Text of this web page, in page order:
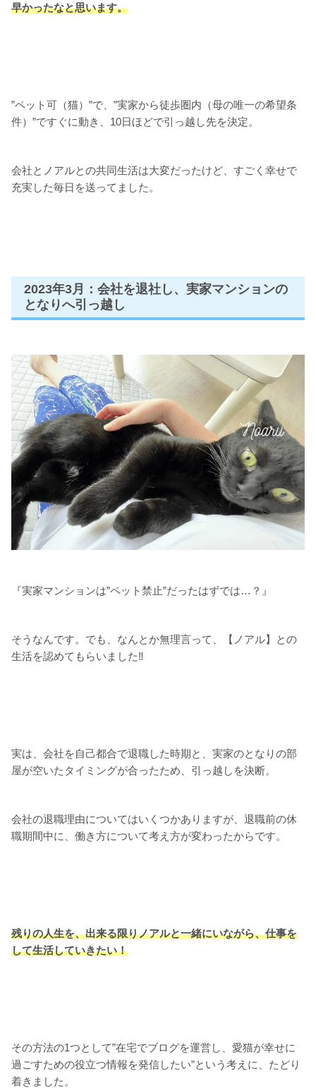
早かったなと思います。
”ペット可（猫）”で、”実家から徒歩圏内（母の唯一の希望条
件）”ですぐに動き、10日ほどで引っ越し先を決定。
会社とノアルとの共同生活は大変だったけど、すごく幸せで
充実した毎日を送ってました。
2023年3月：会社を退社し、実家マンションの
となりへ引っ越し
『実家マンションは”ペット禁止”だったはずでは…？』
そうなんです。でも、なんとか無理言って、【ノアル】との
生活を認めてもらいました‼
実は、会社を自己都合で退職した時期と、実家のとなりの部
屋が空いたタイミングが合ったため、引っ越しを決断。
会社の退職理由についてはいくつかありますが、退職前の休
職期間中に、働き方について考え方が変わったからです。
残りの人生を、出来る限りノアルと一緒にいながら、仕事を
して生活していきたい！
その方法の1つとして”在宅でブログを運営し、愛猫が幸せに
過ごすための役立つ情報を発信したい”という考えに、たどり
着きました。